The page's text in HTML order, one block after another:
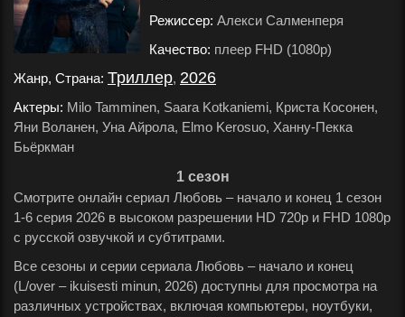
Режиссер: Алекси Салменперя
Качество: плеер FHD (1080p)
Жанр, Страна: Триллер, 2026
Актеры: Milo Tamminen, Saara Kotkaniemi, Криста Косонен,
Яни Воланен, Уна Айрола, Elmo Kerosuo, Ханну-Пекка
Бьёркман
1 сезон
Смотрите онлайн сериал Любовь – начало и конец 1 сезон
1-6 серия 2026 в высоком разрешении HD 720p и FHD 1080p
с русской озвучкой и субтитрами.
Все сезоны и серии сериала Любовь – начало и конец
(L/over – ikuisesti minun, 2026) доступны для просмотра на
различных устройствах, включая компьютеры, ноутбуки,